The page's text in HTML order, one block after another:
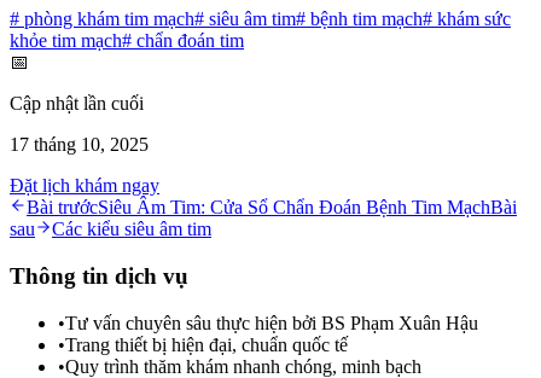
# phòng khám tim mạch# siêu âm tim# bệnh tim mạch# khám sức
khỏe tim mạch# chẩn đoán tim
📅
Cập nhật lần cuối
17 tháng 10, 2025
Đặt lịch khám ngay
Bài trướcSiêu Âm Tim: Cửa Sổ Chẩn Đoán Bệnh Tim MạchBài
sau
Các kiểu siêu âm tim
Thông tin dịch vụ
•Tư vấn chuyên sâu thực hiện bởi BS Phạm Xuân Hậu
•Trang thiết bị hiện đại, chuẩn quốc tế
•Quy trình thăm khám nhanh chóng, minh bạch